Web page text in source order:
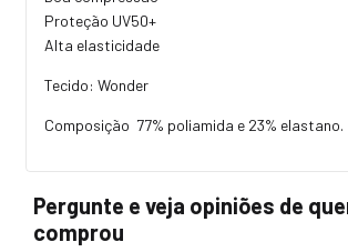
Proteção UV50+
Alta elasticidade
Tecido: Wonder
Composição 77% poliamida e 23% elastano.
Pergunte e veja opiniões de
comprou